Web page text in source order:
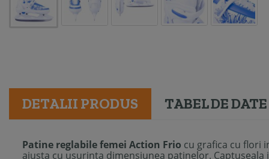
DETALII PRODUS TABEL DE DATE
Patine reglabile femei Action Frio cu grafica cu flori
ajusta cu usurinta dimensiunea patinelor.